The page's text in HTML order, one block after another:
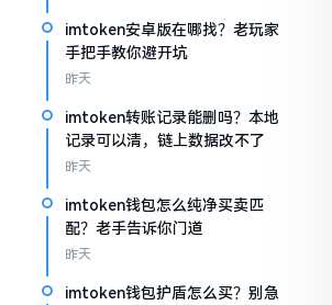
imtoken安卓版在哪找？老玩家
手把手教你避开坑
昨天
imtoken转账记录能删吗？本地
记录可以清，链上数据改不了
昨天
imtoken钱包怎么纯净买卖匹
配？老手告诉你门道
昨天
imtoken钱包护盾怎么买？别急